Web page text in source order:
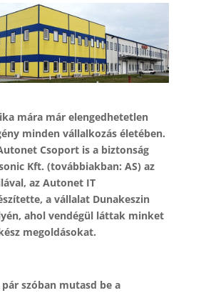
mára már elengedhetetlen
minden vállalkozás életében.
Csoport is a biztonság
Kft. (továbbiakban: AS) az
az Autonet IT
a vállalat Dunakeszin
ahol vendégül láttak minket
megoldásokat.
szóban mutasd be a